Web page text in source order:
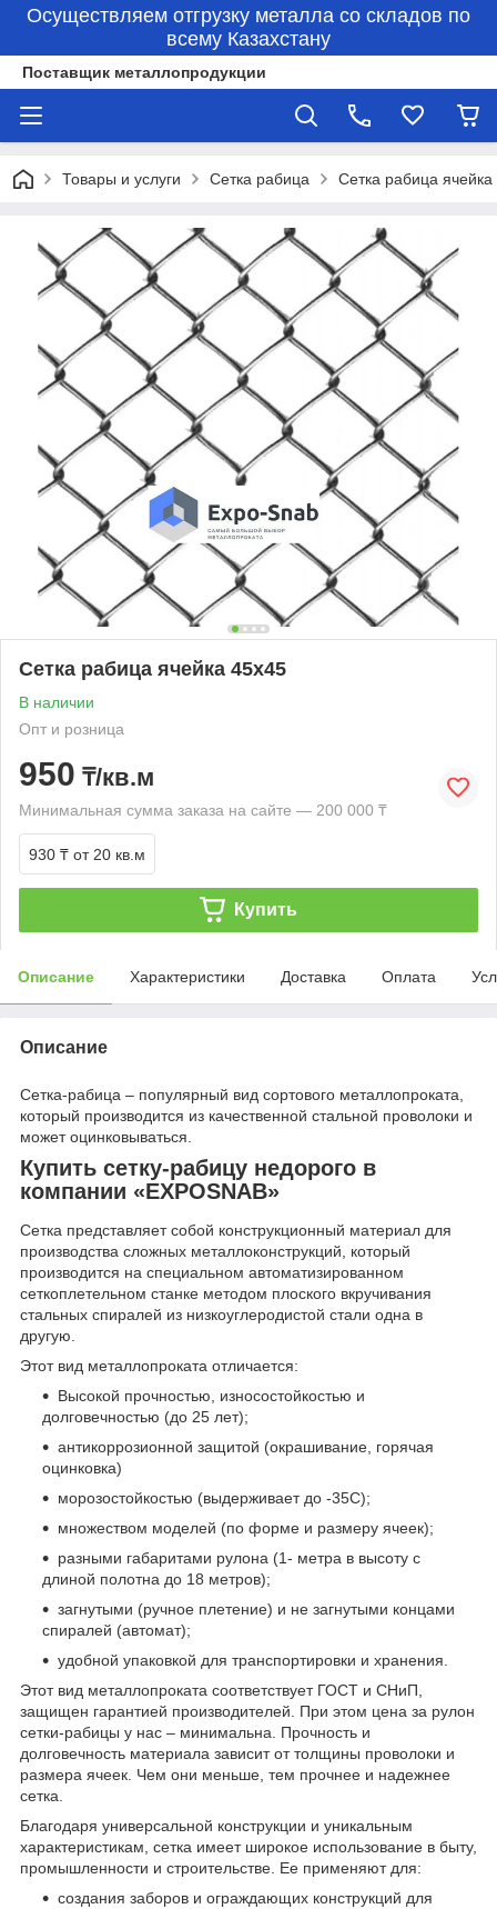
Осуществляем отгрузку металла со складов по
всему Казахстану
Поставщик металлопродукции
Товары и услуги Сетка рабица Сетка рабица ячейка
Сетка рабица ячейка 45х45
В наличии
Опт и розница
950 ₸/кв.м
Минимальная сумма заказа на сайте — 200 000 ₸
930 ₸ от 20 кв.м
Купить
Описание Характеристики Доставка Оплата
Описание
Сетка-рабица – популярный вид сортового металлопроката,
который производится из качественной стальной проволоки и
может оцинковываться.
Купить сетку-рабицу недорого в
компании «EXPOSNAB»
Сетка представляет собой конструкционный материал для
производства сложных металлоконструкций, который
производится на специальном автоматизированном
сеткоплетельном станке методом плоского вкручивания
стальных спиралей из низкоуглеродистой стали одна в
другую.
Этот вид металлопроката отличается:
Высокой прочностью, износостойкостью и
долговечностью (до 25 лет);
антикоррозионной защитой (окрашивание, горячая
оцинковка)
морозостойкостью (выдерживает до -35С);
множеством моделей (по форме и размеру ячеек);
разными габаритами рулона (1- метра в высоту с
длиной полотна до 18 метров);
загнутыми (ручное плетение) и не загнутыми концами
спиралей (автомат);
удобной упаковкой для транспортировки и хранения.
Этот вид металлопроката соответствует ГОСТ и СНиП,
защищен гарантией производителей. При этом цена за рулон
сетки-рабицы у нас – минимальна. Прочность и
долговечность материала зависит от толщины проволоки и
размера ячеек. Чем они меньше, тем прочнее и надежнее
сетка.
Благодаря универсальной конструкции и уникальным
характеристикам, сетка имеет широкое использование в быту,
промышленности и строительстве. Ее применяют для:
создания заборов и ограждающих конструкций для